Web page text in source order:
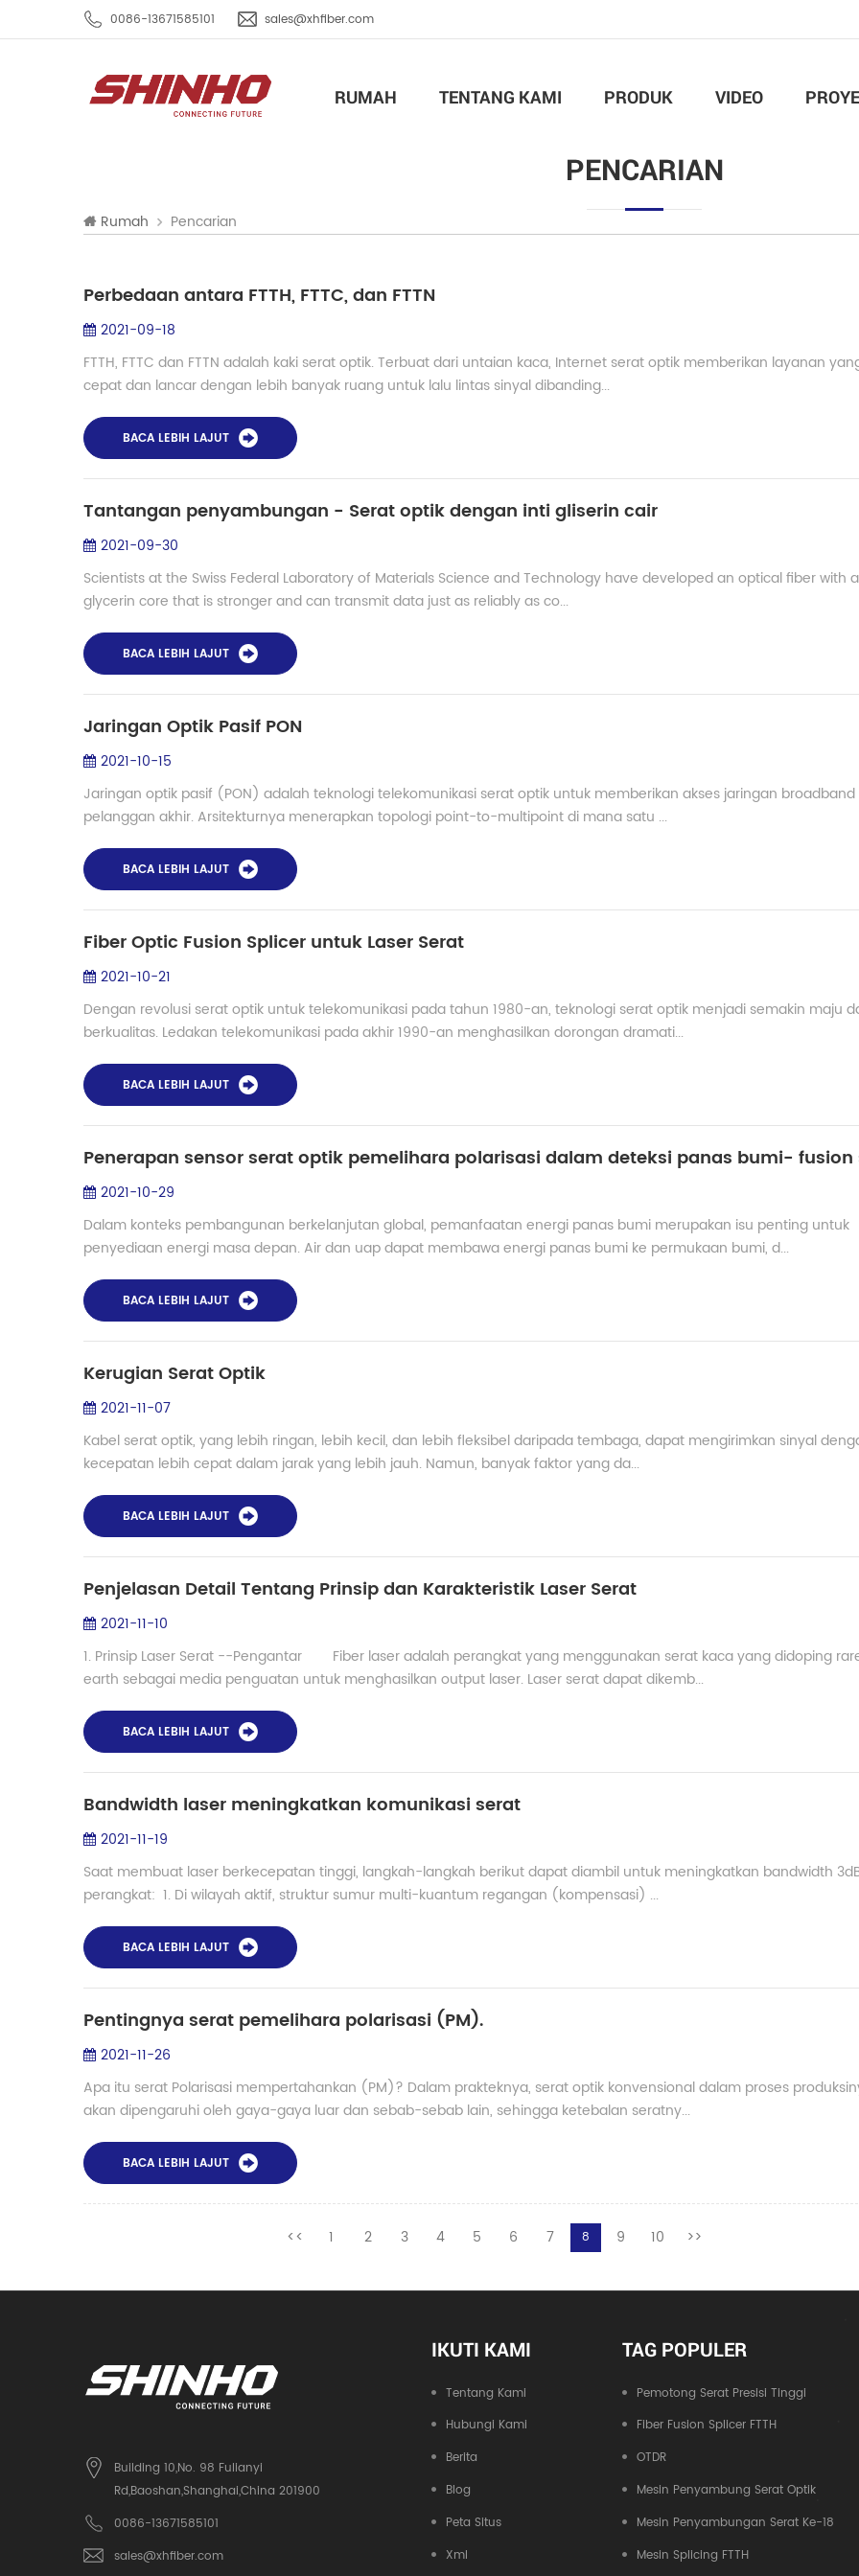
0086-13671585101 sales@xhfiber.com
RUMAH TENTANG KAMI PRODUK VIDEO
PENCARIAN
Rumah Pencarian
Perbedaan antara FTTH, FTTC, dan FTTN
2021-09-18
FTTH, FTTC dan FTTN adalah kaki serat optik. Terbuat dari untaian kaca, Internet serat optik memberikan layanan
cepat dan lancar dengan lebih banyak ruang untuk lalu lintas sinyal dibanding...
BACA LEBIH LAJUT
Tantangan penyambungan - Serat optik dengan inti gliserin cair
2021-09-30
Scientists at the Swiss Federal Laboratory of Materials Science and Technology have developed an optical fiber with
glycerin core that is stronger and can transmit data just as reliably as co...
BACA LEBIH LAJUT
Jaringan Optik Pasif PON
2021-10-15
Jaringan optik pasif (PON) adalah teknologi telekomunikasi serat optik untuk memberikan akses jaringan broadband
pelanggan akhir. Arsitekturnya menerapkan topologi point-to-multipoint di mana satu ...
BACA LEBIH LAJUT
Fiber Optic Fusion Splicer untuk Laser Serat
2021-10-21
Dengan revolusi serat optik untuk telekomunikasi pada tahun 1980-an, teknologi serat optik menjadi semakin maju
berkualitas. Ledakan telekomunikasi pada akhir 1990-an menghasilkan dorongan dramati...
BACA LEBIH LAJUT
2021-10-29
Dalam konteks pembangunan berkelanjutan global, pemanfaatan energi panas bumi merupakan isu penting untuk
penyediaan energi masa depan. Air dan uap dapat membawa energi panas bumi ke permukaan bumi, d...
BACA LEBIH LAJUT
Kerugian Serat Optik
2021-11-07
Kabel serat optik, yang lebih ringan, lebih kecil, dan lebih fleksibel daripada tembaga, dapat mengirimkan sinyal
kecepatan lebih cepat dalam jarak yang lebih jauh. Namun, banyak faktor yang da...
BACA LEBIH LAJUT
Penjelasan Detail Tentang Prinsip dan Karakteristik Laser Serat
2021-11-10
1. Prinsip Laser Serat --Pengantar Fiber laser adalah perangkat yang menggunakan serat kaca yang didoping
earth sebagai media penguatan untuk menghasilkan output laser. Laser serat dapat dikemb...
BACA LEBIH LAJUT
Bandwidth laser meningkatkan komunikasi serat
2021-11-19
Saat membuat laser berkecepatan tinggi, langkah-langkah berikut dapat diambil untuk meningkatkan bandwidth
perangkat: 1. Di wilayah aktif, struktur sumur multi-kuantum regangan (kompensasi) ...
BACA LEBIH LAJUT
Pentingnya serat pemelihara polarisasi (PM).
2021-11-26
Apa itu serat Polarisasi mempertahankan (PM)? Dalam prakteknya, serat optik konvensional dalam proses
akan dipengaruhi oleh gaya-gaya luar dan sebab-sebab lain, sehingga ketebalan seratny...
BACA LEBIH LAJUT
<< 1 2 3 4 5 6 7 8 9 10 >>
Building 10,No. 98 Fulianyi
Rd,Baoshan,Shanghai,China 201900
0086-13671585101
sales@xhfiber.com
IKUTI KAMI
Tentang Kami
Hubungi Kami
Berita
Blog
Peta Situs
Xml
TAG POPULER
Pemotong Serat Presisi Tinggi
Fiber Fusion Splicer FTTH
OTDR
Mesin Penyambung Serat Optik
Mesin Penyambungan Serat Ke-18
Mesin Splicing FTTH